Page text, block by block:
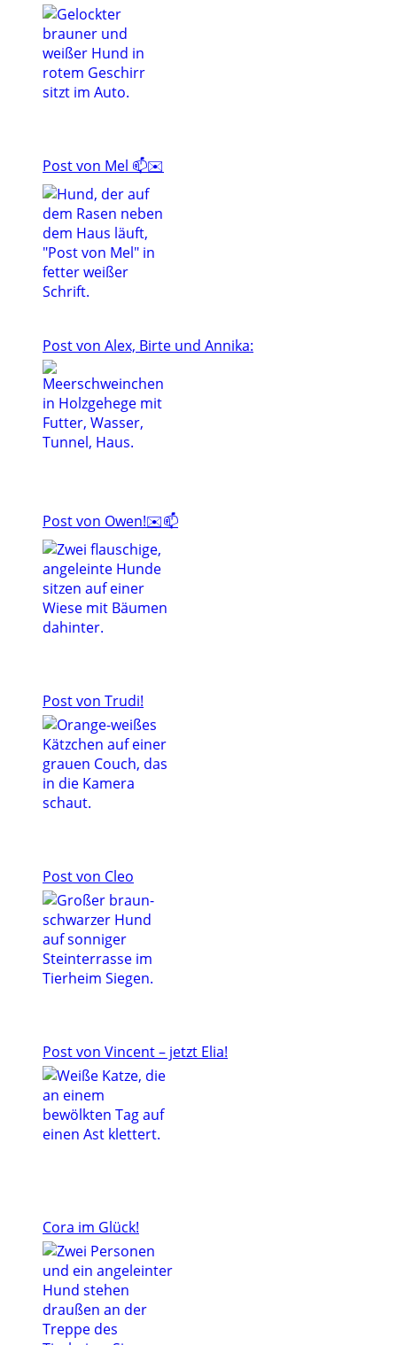
Post von Mel 📫✉️
Post von Alex, Birte und Annika:
Post von Owen!✉️📫
Post von Trudi!
Post von Cleo
Post von Vincent – jetzt Elia!
Cora im Glück!